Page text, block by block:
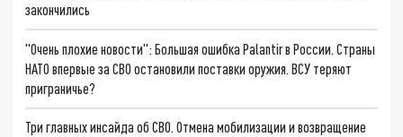
закончились
"Очень плохие новости": Большая ошибка Palantir в России. Страны
НАТО впервые за СВО остановили поставки оружия. ВСУ теряют
приграничье?
Три главных инсайда об СВО. Отмена мобилизации и возвращение